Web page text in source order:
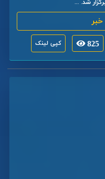
شد. ...
825 کپی لینک